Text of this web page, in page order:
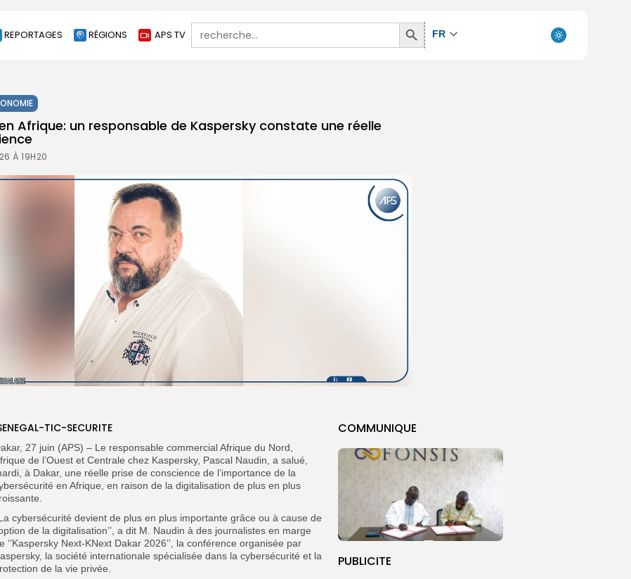
REPORTAGES RÉGIONS APS TV
Search
for:
Search
Button
FR
Afrique: un responsable de Kaspersky constate une réelle
À 19H20
COMMUNIQUE
PUBLICITE
TIC-SECURITE
27 juin (APS) – Le responsable commercial Afrique du Nord,
de l’Ouest et Centrale chez Kaspersky, Pascal Naudin, a salué,
à Dakar, une réelle prise de conscience de l’importance de la
en Afrique, en raison de la digitalisation de plus en plus
cybersécurité devient de plus en plus importante grâce ou à cause de
de la digitalisation’’, a dit M. Naudin à des journalistes en marge
‘’Kaspersky Next-KNext Dakar 2026’’, la conférence organisée par
la société internationale spécialisée dans la cybersécurité et la
de la vie privée.